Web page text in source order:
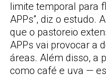
limite temporal para
APPs”, diz o estudo.
que o pastoreio
APPs vai provocar a
áreas. Além disso, a
como café e uva —